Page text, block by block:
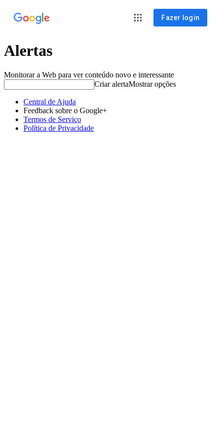
Fazer login
Alertas
Monitorar a Web para ver conteúdo novo e interessante
Criar alertaMostrar opções
Central de Ajuda
Feedback sobre o Google+
Termos de Serviço
Política de Privacidade